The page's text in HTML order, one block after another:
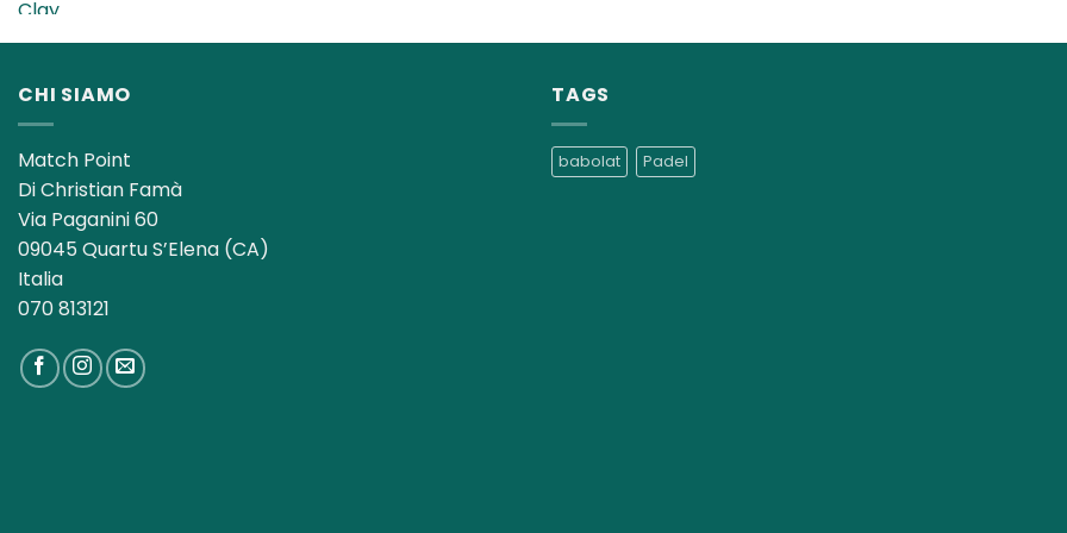
era:
è:
CHI SIAMO
Match Point
Di Christian Famà
Via Paganini 60
09045 Quartu S’Elena (CA)
Italia
070 813121
TAGS
babolat Padel